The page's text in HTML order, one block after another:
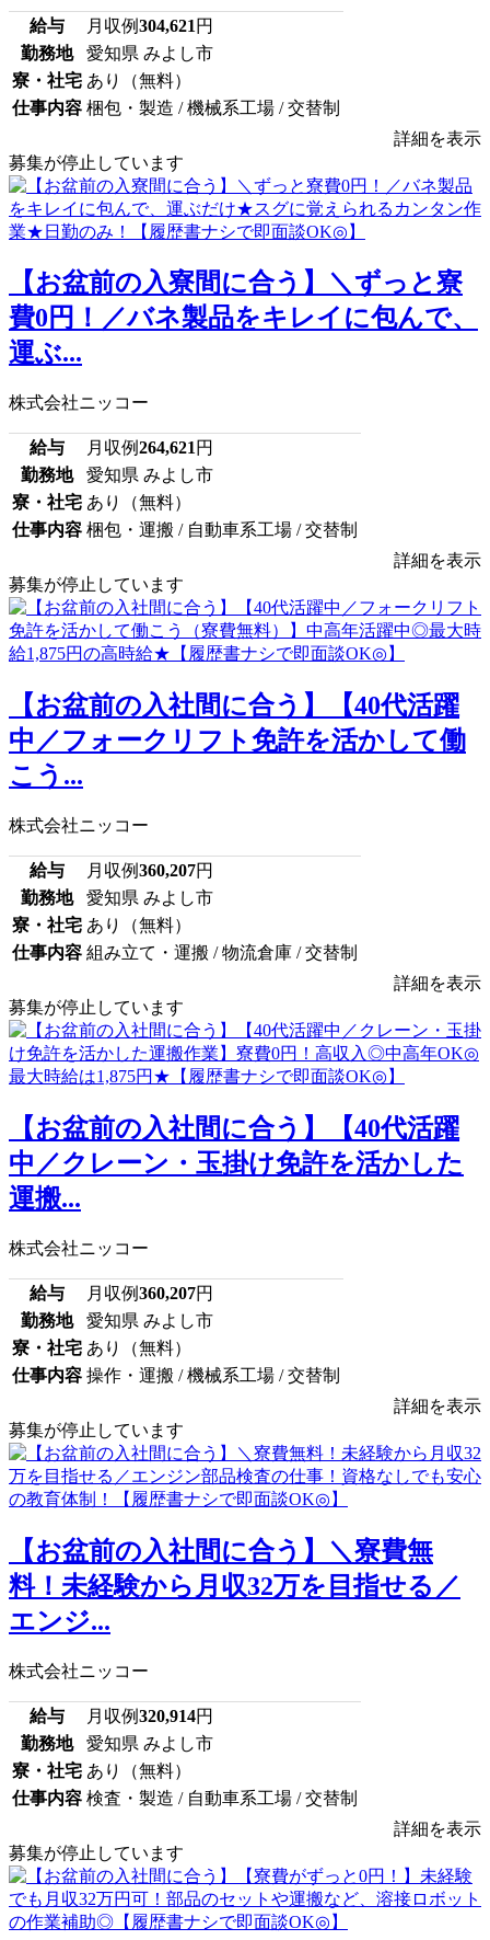
給与 月収例304,621 円
勤務地
愛知県 みよし市
寮・社宅 あり（無料）
仕事内容 梱包・製造 / 機械系工場 / 交替制
詳細を表示
募集が停止しています
【お盆前の入寮間に合う】＼ずっと寮
費0円！／バネ製品をキレイに包んで、
運ぶ...
株式会社ニッコー
給与 月収例264,621 円
勤務地
愛知県 みよし市
寮・社宅 あり（無料）
仕事内容 梱包・運搬 / 自動車系工場 / 交替制
詳細を表示
募集が停止しています
【お盆前の入社間に合う】【40代活躍
中／フォークリフト免許を活かして働
こう...
株式会社ニッコー
給与 月収例360,207円
勤務地
愛知県 みよし市
寮・社宅 あり（無料）
仕事内容 組み立て・運搬 / 物流倉庫 / 交替制
詳細を表示
募集が停止しています
【お盆前の入社間に合う】【40代活躍
中／クレーン・玉掛け免許を活かした
運搬...
株式会社ニッコー
給与 月収例360,207円
勤務地
愛知県 みよし市
寮・社宅 あり（無料）
仕事内容 操作・運搬 / 機械系工場 / 交替制
詳細を表示
募集が停止しています
【お盆前の入社間に合う】＼寮費無
料！未経験から月収32万を目指せる／
エンジ...
株式会社ニッコー
給与 月収例320,914円
勤務地
愛知県 みよし市
寮・社宅 あり（無料）
仕事内容 検査・製造 / 自動車系工場 / 交替制
詳細を表示
募集が停止しています